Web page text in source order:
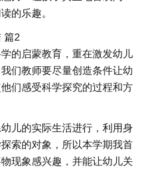
的乐趣。
篇2
的启蒙教育，重在激发幼儿
们教师要尽量创造条件让幼
们感受科学探究的过程和方
儿的实际生活进行，利用身
索的对象，所以本学期我首
现象感兴趣，并能让幼儿关